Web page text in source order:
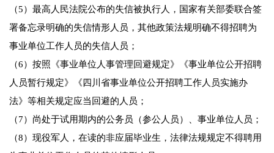
（5）最高人民法院公布的失信被执行人，国家有关部委联合签
署备忘录明确的失信情形人员，其他政策法规明确不得招聘为
事业单位工作人员的失信人员；
（6）按照《事业单位人事管理回避规定》《事业单位公开招聘
人员暂行规定》《四川省事业单位公开招聘工作人员实施办
法》等相关规定应当回避的人员；
（7）尚处于试用期内的公务员（参公人员）、事业单位人员；
（8）现役军人，在读的非应届毕业生，法律法规规定不得聘用